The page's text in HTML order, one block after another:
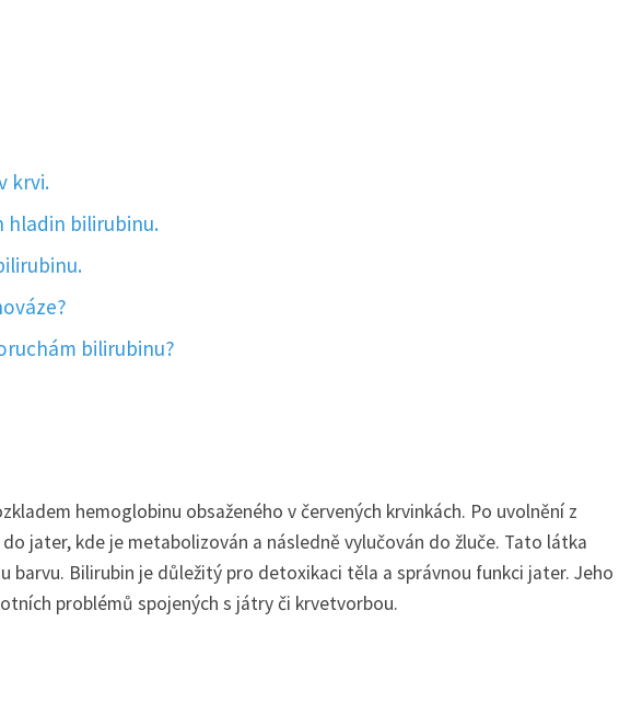
krvi.
hladin bilirubinu.
bilirubinu?
hemoglobinu obsaženého v červených krvinkách. Po uvolnění z
jater, kde je metabolizován a následně vylučován do žluče. Tato látka
barvu. Bilirubin je důležitý pro detoxikaci těla a správnou funkci jater. Jeho
problémů spojených s játry či krvetvorbou.